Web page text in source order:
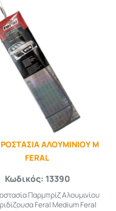
ΑΛΟΥΜΙΝΙΟΥ M
FERAL
Κωδικός: 13390
Παρμπρίζ Αλουμινίου
Feral Medium Feral